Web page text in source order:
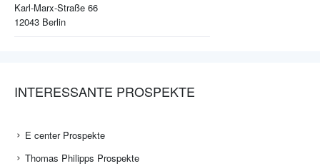
Karl-Marx-Straße 66
12043 Berlin
INTERESSANTE PROSPEKTE
E center Prospekte
Thomas Philipps Prospekte